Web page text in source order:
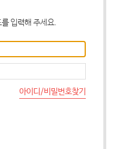
입력해 주세요.
아이디/비밀번호찾기